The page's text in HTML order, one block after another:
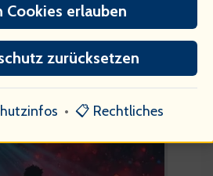
Aspekte der
Cookies erlauben
zurücksetzen
• 📋 Rechtliches